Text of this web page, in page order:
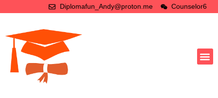
Diplomafun_Andy@proton.me Counselor6